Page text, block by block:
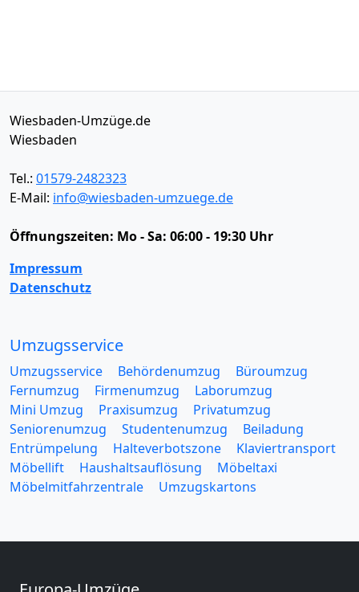
Wiesbaden-Umzüge.de
Wiesbaden
Tel.: 01579-2482323
E-Mail: info@wiesbaden-umzuege.de
Öffnungszeiten: Mo - Sa: 06:00 - 19:30 Uhr
Impressum
Datenschutz
Umzugsservice
Umzugsservice Behördenumzug
Büroumzug
Fernumzug
Firmenumzug
Laborumzug
Mini Umzug
Praxisumzug
Privatumzug
Seniorenumzug
Studentenumzug
Beiladung
Entrümpelung
Halteverbotszone
Klaviertransport
Möbellift
Haushaltsauflösung
Möbeltaxi
Möbelmitfahrzentrale
Umzugskartons